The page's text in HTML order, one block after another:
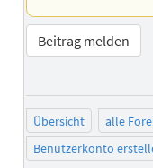
Beitrag melden
Übersicht alle
Benutzerkonto